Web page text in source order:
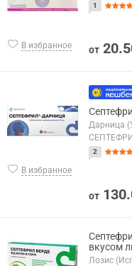
В избранное
1
от
В избранное
Дарница
2
от
вкусом
Лозис